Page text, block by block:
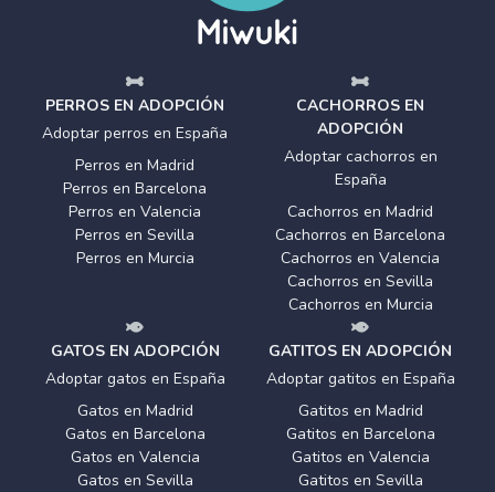
PERROS EN ADOPCIÓN
Adoptar perros en España
Perros en Madrid
Perros en Barcelona
Perros en Valencia
Perros en Sevilla
Perros en Murcia
CACHORROS EN
ADOPCIÓN
Adoptar cachorros en
España
Cachorros en Madrid
Cachorros en Barcelona
Cachorros en Valencia
Cachorros en Sevilla
Cachorros en Murcia
GATOS EN ADOPCIÓN
Adoptar gatos en España
Gatos en Madrid
Gatos en Barcelona
Gatos en Valencia
Gatos en Sevilla
GATITOS EN ADOPCIÓN
Adoptar gatitos en España
Gatitos en Madrid
Gatitos en Barcelona
Gatitos en Valencia
Gatitos en Sevilla